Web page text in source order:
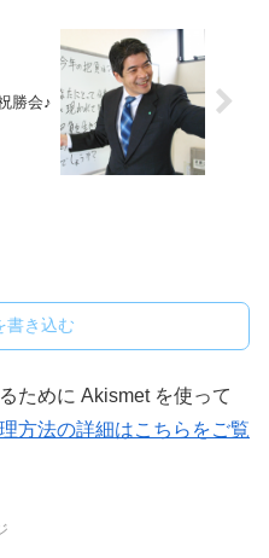
勝会♪
書き込む
ために Akismet を使って
方法の詳細はこちらをご覧